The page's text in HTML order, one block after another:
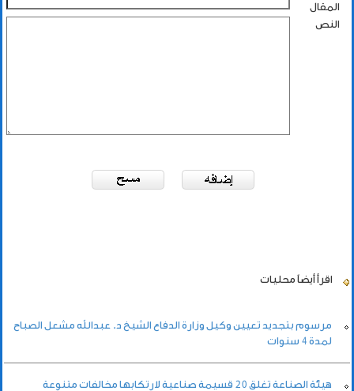
المقال
النص
اقرأ أيضاً محليات
مرسوم بتجديد تعيين وكيل وزارة الدفاع الشيخ د. عبدالله مشعل الصباح
لمدة 4 سنوات
هيئة الصناعة تغلق 20 قسيمة صناعية لارتكابها مخالفات متنوعة